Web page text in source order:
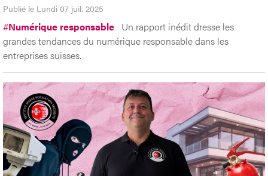
Publié le Lundi 07 juil. 2025
#Numérique responsable Un rapport inédit dresse les
grandes tendances du numérique responsable dans les
entreprises suisses.